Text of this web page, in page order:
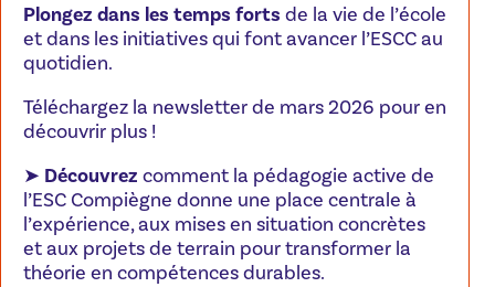
Plongez dans les temps forts de la vie de l’école
et dans les initiatives qui font avancer l’ESCC au
quotidien.
Téléchargez la newsletter de mars 2026 pour en
découvrir plus !
➤ Découvrez comment la pédagogie active de
l’ESC Compiègne donne une place centrale à
l’expérience, aux mises en situation concrètes
et aux projets de terrain pour transformer la
théorie en compétences durables.